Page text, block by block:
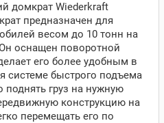
домкрат Wiederkraft
предназначен для
весом до 10 тонн на
оснащен поворотной
его более удобным в
системе быстрого подъема
груз на нужную
конструкцию на
перемещать его по